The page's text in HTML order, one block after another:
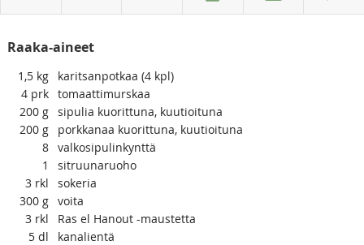
Raaka-aineet
1,5 kg
karitsanpotkaa (4 kpl)
4 prk tomaattimurskaa
200 g sipulia kuorittuna, kuutioituna
200 g
porkkanaa kuorittuna, kuutioituna
8 valkosipulinkynttä
1
sitruunaruoho
3 rkl
sokeria
300 g voita
3 rkl
Ras el Hanout -maustetta
5 dl
kanalientä